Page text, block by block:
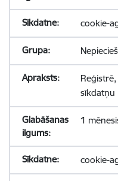
cookie-
sīkdatņu
1
cookie-